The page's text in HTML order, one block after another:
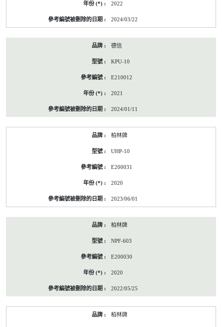
標
2022
2024/03/22
德信
KPU-10
E210012
2021
2024/01/11
柏林牌
UHP-10
E200031
2020
2023/06/01
柏林牌
NPF-603
E200030
2020
2022/05/25
柏林牌